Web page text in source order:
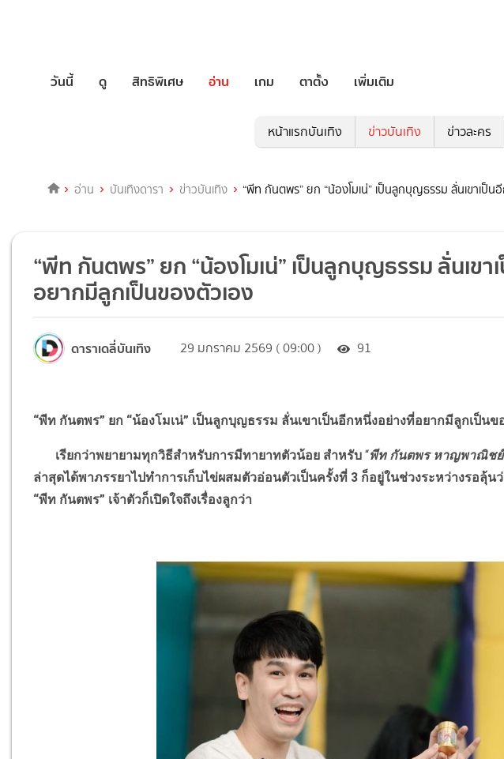
วันนี้ ดู สิทธิพิเศษ อ่าน เกม ตาตั้ง เพิ่มเติม
หน้าแรกบันเทิง ข่าวบันเทิง ข่าวละคร
อ่าน บันเทิงดารา ข่าวบันเทิง “พีท กันตพร” ยก “น้องโมเน่” เป็นลูกบุญธรรม ลั่นเขาเป็
“พีท กันตพร” ยก “น้องโมเน่” เป็นลูกบุญธรรม ลั่นเข
อยากมีลูกเป็นของตัวเอง
ดาราเดลี่บันเทิง 29 มกราคม 2569 ( 09:00 ) 91
“พีท กันตพร” ยก “น้องโมเน่” เป็นลูกบุญธรรม ลั่นเขาเป็นอีกหนึ่งอย่างที่อยากมีลูกเป็นข
เรียกว่าพยายามทุกวิธีสำหรับการมีทายาทตัวน้อย สำหรับ“พีท กันตพร หาญพาณิชย์
ล่าสุดได้พาภรรยาไปทำการเก็บไข่ผสมตัวอ่อนตัวเป็นครั้งที่ 3 ก็อยู่ในช่วงระหว่างรอลุ้น
“พีท กันตพร” เจ้าตัวก็เปิดใจถึงเรื่องลูกว่า